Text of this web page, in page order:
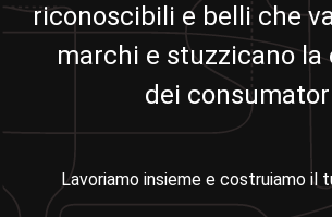
riconoscibili e belli che
marchi e stuzzicano la
dei
Lavoriamo insieme e costruiamo il